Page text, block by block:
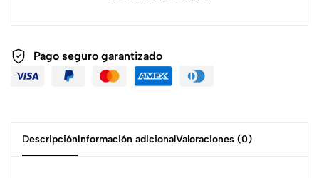
Pago seguro garantizado
DescripciónInformación adicionalValoraciones (0)